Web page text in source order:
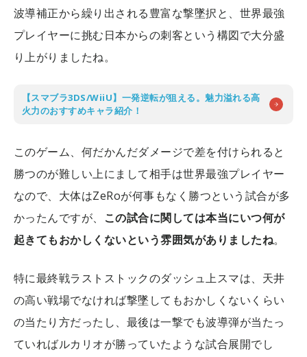
波導補正から繰り出される豊富な撃墜択と、世界最強
プレイヤーに挑む日本からの刺客という構図で大分盛
り上がりましたね。
【スマブラ3DS/WiiU】一発逆転が狙える。魅力溢れる高
火力のおすすめキャラ紹介！
このゲーム、何だかんだダメージで差を付けられると
勝つのが難しい上にまして相手は世界最強プレイヤー
なので、大体はZeRoが何事もなく勝つという試合が多
かったんですが、 この試合に関しては本当にいつ何が
起きてもおかしくないという雰囲気がありましたね。
特に最終戦ラストストックのダッシュ上スマは、天井
の高い戦場でなければ撃墜してもおかしくないくらい
の当たり方だったし、最後は一撃でも波導弾が当たっ
ていればルカリオが勝っていたような試合展開でし